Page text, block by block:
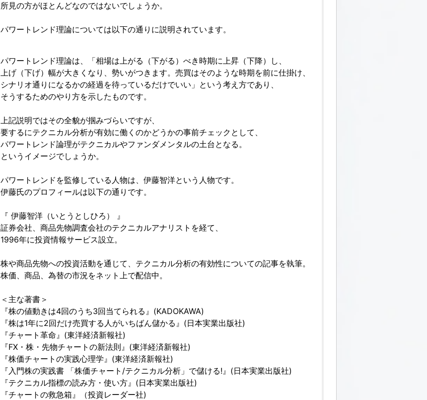
所見の方がほとんどなのではないでしょうか。
パワートレンド理論については以下の通りに説明されています。
パワートレンド理論は、「相場は上がる（下がる）べき時期に上昇（下降）し、
上げ（下げ）幅が大きくなり、勢いがつきます。売買はそのような時期を前に仕掛け、
シナリオ通りになるかの経過を待っているだけでいい」という考え方であり、
そうするためのやり方を示したものです。
上記説明ではその全貌が掴みづらいですが、
要するにテクニカル分析が有効に働くのかどうかの事前チェックとして、
パワートレンド論理がテクニカルやファンダメンタルの土台となる。
というイメージでしょうか。
パワートレンドを監修している人物は、伊藤智洋という人物です。
伊藤氏のプロフィールは以下の通りです。
『 伊藤智洋（いとうとしひろ） 』
証券会社、商品先物調査会社のテクニカルアナリストを経て、
1996年に投資情報サービス設立。
株や商品先物への投資活動を通じて、テクニカル分析の有効性についての記事を執筆。
株価、商品、為替の市況をネット上で配信中。
＜主な著書＞
『株の値動きは4回のうち3回当てられる』(KADOKAWA)
『株は1年に2回だけ売買する人がいちばん儲かる』(日本実業出版社)
『チャート革命』(東洋経済新報社)
『FX・株・先物チャートの新法則』(東洋経済新報社)
『株価チャートの実践心理学』(東洋経済新報社)
『入門株の実践書 「株価チャート/テクニカル分析」で儲ける!』(日本実業出版社)
『テクニカル指標の読み方・使い方』(日本実業出版社)
『チャートの救急箱』（投資レーダー社)